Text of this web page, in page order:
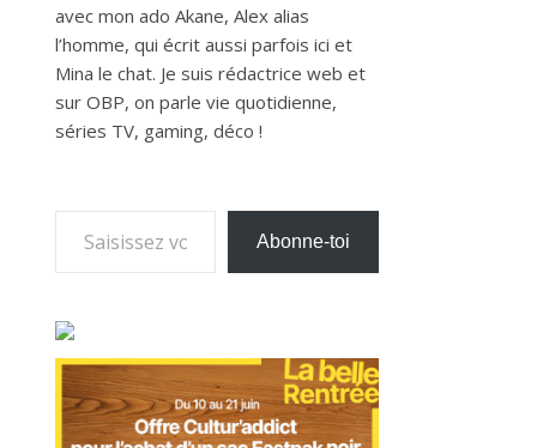
avec mon ado Akane, Alex alias
l’homme, qui écrit aussi parfois ici et
Mina le chat. Je suis rédactrice web et
sur OBP, on parle vie quotidienne,
séries TV, gaming, déco !
Saisissez votre adresse e-mail…
Abonne-toi